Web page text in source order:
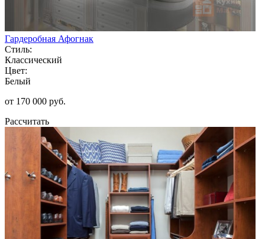
Гардеробная Афогнак
Стиль:
Классический
Цвет:
Белый
от 170 000 руб.
Рассчитать